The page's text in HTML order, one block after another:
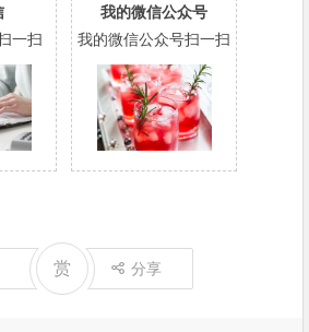
一扫
我的微信公众号
我的微信公众号扫一扫
赏 分享